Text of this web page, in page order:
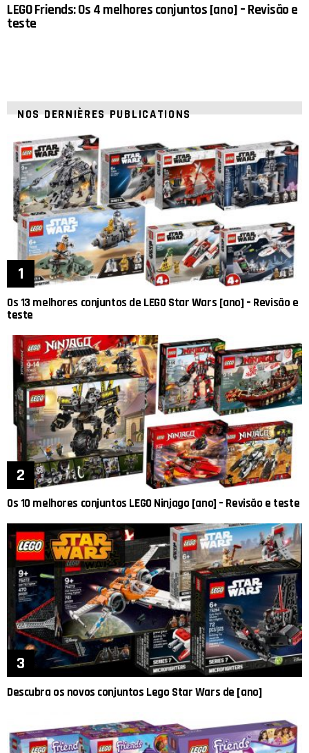
LEGO Friends: Os 4 melhores conjuntos [ano] – Revisão e
teste
NOS DERNIÈRES PUBLICATIONS
Os 13 melhores conjuntos de LEGO Star Wars [ano] – Revisão e
teste
Os 10 melhores conjuntos LEGO Ninjago [ano] – Revisão e teste
Descubra os novos conjuntos Lego Star Wars de [ano]